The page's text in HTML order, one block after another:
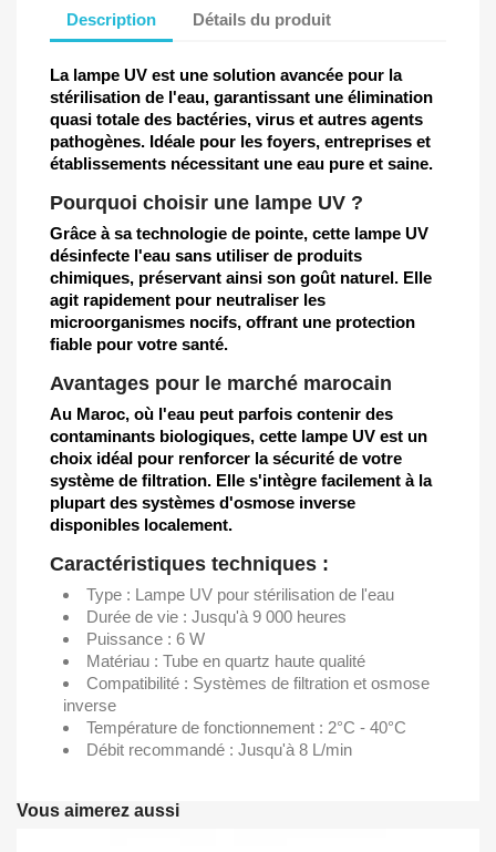
Description Détails du produit
La lampe UV est une solution avancée pour la
stérilisation de l'eau, garantissant une élimination
quasi totale des bactéries, virus et autres agents
pathogènes. Idéale pour les foyers, entreprises et
établissements nécessitant une eau pure et saine.
Pourquoi choisir une lampe UV ?
Grâce à sa technologie de pointe, cette lampe UV
désinfecte l'eau sans utiliser de produits
chimiques, préservant ainsi son goût naturel. Elle
agit rapidement pour neutraliser les
microorganismes nocifs, offrant une protection
fiable pour votre santé.
Avantages pour le marché marocain
Au Maroc, où l'eau peut parfois contenir des
contaminants biologiques, cette lampe UV est un
choix idéal pour renforcer la sécurité de votre
système de filtration. Elle s'intègre facilement à la
plupart des systèmes d'osmose inverse
disponibles localement.
Caractéristiques techniques :
Type : Lampe UV pour stérilisation de l'eau
Durée de vie : Jusqu'à 9 000 heures
Puissance : 6 W
Matériau : Tube en quartz haute qualité
Compatibilité : Systèmes de filtration et osmose
inverse
Température de fonctionnement : 2°C - 40°C
Débit recommandé : Jusqu'à 8 L/min
Vous aimerez aussi